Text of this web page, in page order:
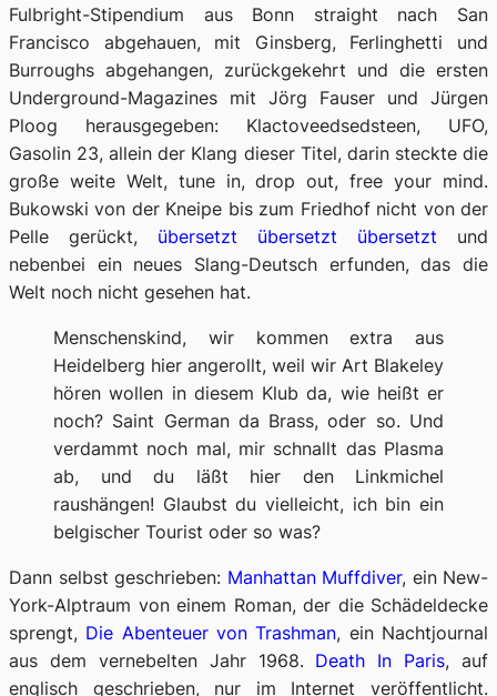
Fulbright-Stipendium aus Bonn straight nach San
Francisco abgehauen, mit Ginsberg, Ferlinghetti und
Burroughs abgehangen, zurückgekehrt und die ersten
Underground-Magazines mit Jörg Fauser und Jürgen
Ploog herausgegeben: Klactoveedsedsteen, UFO,
Gasolin 23, allein der Klang dieser Titel, darin steckte die
große weite Welt, tune in, drop out, free your mind.
Bukowski von der Kneipe bis zum Friedhof nicht von der
Pelle gerückt, übersetzt übersetzt übersetzt und
nebenbei ein neues Slang-Deutsch erfunden, das die
Welt noch nicht gesehen hat.
Menschenskind, wir kommen extra aus
Heidelberg hier angerollt, weil wir Art Blakeley
hören wollen in diesem Klub da, wie heißt er
noch? Saint German da Brass, oder so. Und
verdammt noch mal, mir schnallt das Plasma
ab, und du läßt hier den Linkmichel
raushängen! Glaubst du vielleicht, ich bin ein
belgischer Tourist oder so was?
Dann selbst geschrieben: Manhattan Muffdiver, ein New-
York-Alptraum von einem Roman, der die Schädeldecke
sprengt, Die Abenteuer von Trashman, ein Nachtjournal
aus dem vernebelten Jahr 1968. Death In Paris, auf
englisch geschrieben, nur im Internet veröffentlicht.